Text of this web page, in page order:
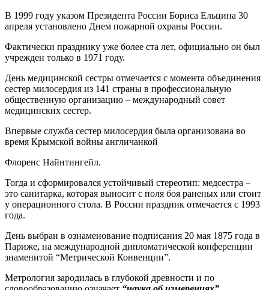
В 1999 году указом Президента России Бориса Ельцина 30
апреля установлено Днем пожарной охраны России.
Фактически празднику уже более ста лет, официально он был
учрежден только в 1971 году.
День медицинской сестры отмечается с момента объединения
сестер милосердия из 141 страны в профессиональную
общественную организацию – международный совет
медицинских сестер.
Впервые служба сестер милосердия была организована во
время Крымской войны англичанкой
Флоренс Найнтингейл.
Тогда и сформировался устойчивый стереотип: медсестра –
это санитарка, которая выносит с поля боя раненых или стоит
у операционного стола. В России праздник отмечается с 1993
года.
День выбран в ознаменование подписания 20 мая 1875 года в
Париже, на международной дипломатической конференции
знаменитой “Метрической Конвенции”.
Метрология зародилась в глубокой древности и по